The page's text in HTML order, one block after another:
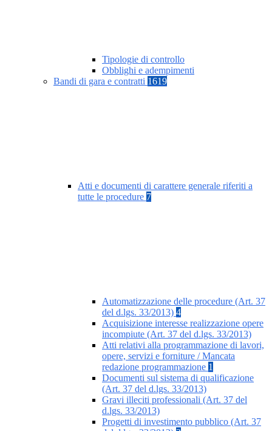
Tipologie di controllo
Obblighi e adempimenti
Bandi di gara e contratti 1619
Atti e documenti di carattere generale riferiti a
tutte le procedure 7
Automatizzazione delle procedure (Art. 37
del d.lgs. 33/2013) 4
Acquisizione interesse realizzazione opere
incompiute (Art. 37 del d.lgs. 33/2013)
Atti relativi alla programmazione di lavori,
opere, servizi e forniture / Mancata
redazione programmazione 1
Documenti sul sistema di qualificazione
(Art. 37 del d.lgs. 33/2013)
Gravi illeciti professionali (Art. 37 del
d.lgs. 33/2013)
Progetti di investimento pubblico (Art. 37